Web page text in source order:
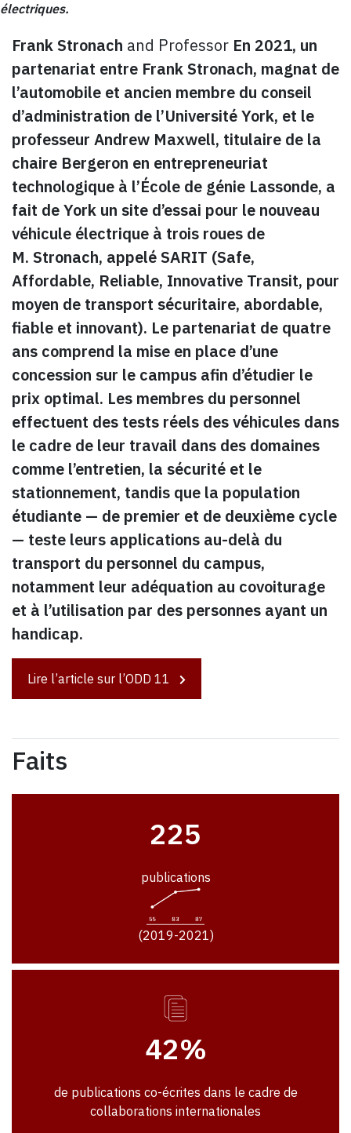
électriques.
Frank Stronach and Professor En 2021, un
partenariat entre Frank Stronach, magnat de
l’automobile et ancien membre du conseil
d’administration de l’Université York, et le
professeur Andrew Maxwell, titulaire de la
chaire Bergeron en entrepreneuriat
technologique à l’École de génie Lassonde, a
fait de York un site d’essai pour le nouveau
véhicule électrique à trois roues de
M. Stronach, appelé SARIT (Safe,
Affordable, Reliable, Innovative Transit, pour
moyen de transport sécuritaire, abordable,
fiable et innovant). Le partenariat de quatre
ans comprend la mise en place d’une
concession sur le campus afin d’étudier le
prix optimal. Les membres du personnel
effectuent des tests réels des véhicules dans
le cadre de leur travail dans des domaines
comme l’entretien, la sécurité et le
stationnement, tandis que la population
étudiante — de premier et de deuxième cycle
— teste leurs applications au-delà du
transport du personnel du campus,
notamment leur adéquation au covoiturage
et à l’utilisation par des personnes ayant un
handicap.
Lire l’article sur l’ODD 11
Faits
225
publications
(2019-2021)
42%
de publications co-écrites dans le cadre de
collaborations internationales